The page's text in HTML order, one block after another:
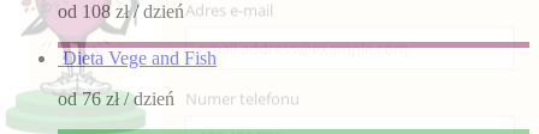
od 108 zł/ dzień
Dieta Vege and Fish
od 76 zł/ dzień